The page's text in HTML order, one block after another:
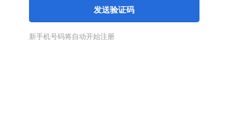
发送验证码
新手机号码将自动开始注册